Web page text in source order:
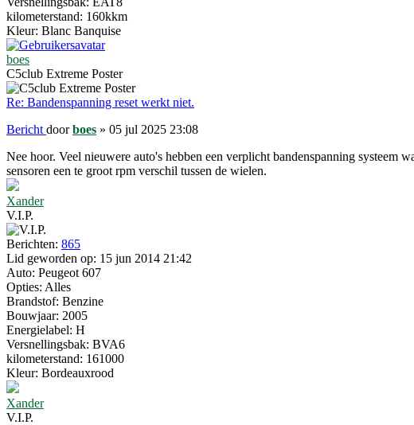
kilometerstand: 160kkm
Kleur: Blanc Banquise
boes
C5club Extreme Poster
Re: Bandenspanning reset werkt niet.
Bericht doorboes » 05 jul 2025 23:08
Nee hoor. Veel nieuwere auto's hebben een verplicht bandenspanning
sensoren een te groot rpm verschil tussen de wielen.
Xander
V.I.P.
Berichten: 865
Lid geworden op: 15 jun 2014 21:42
Auto: Peugeot 607
Opties: Alles
Brandstof: Benzine
Bouwjaar: 2005
Energielabel: H
Versnellingsbak: BVA6
kilometerstand: 161000
Kleur: Bordeauxrood
Xander
V.I.P.